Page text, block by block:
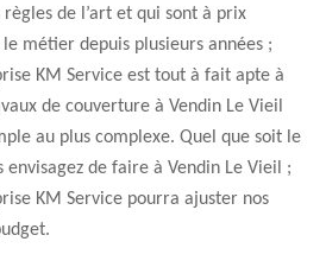
de l’art et qui sont à prix
métier depuis plusieurs années ;
KM Service est tout à fait apte à
de couverture à Vendin Le Vieil
au plus complexe. Quel que soit le
envisagez de faire à Vendin Le Vieil ;
KM Service pourra ajuster nos